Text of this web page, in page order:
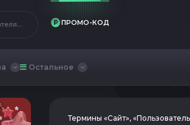
ПРОМО-КОД
Остальное
Термины «Сайт»,